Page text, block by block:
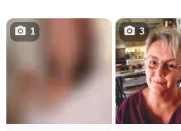
1 3